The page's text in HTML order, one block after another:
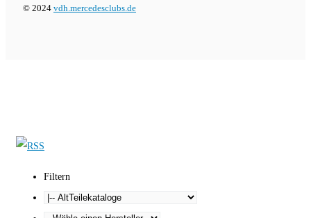
© 2024 vdh.mercedesclubs.de
Filtern